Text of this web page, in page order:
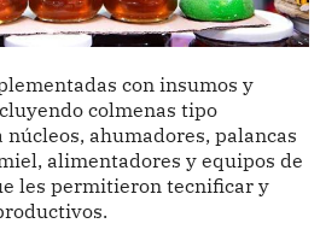
con insumos y
colmenas tipo
ahumadores, palancas
alimentadores y equipos de
les permitieron tecnificar y